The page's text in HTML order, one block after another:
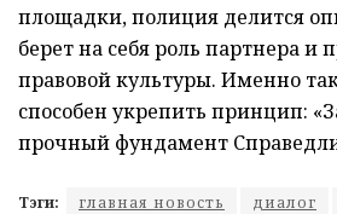
площадки, полиция делится
берет на себя роль партнера и
правовой культуры. Именно
способен укрепить принцип:
прочный фундамент
Тэги: главная новость диалог